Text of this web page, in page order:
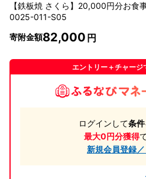
【鉄板焼 さくら】20,000円分お食
0025-011-S05
寄附金額82,000
エントリー＋チャージ
ログインして条
最大0円分獲得
新規会員登録